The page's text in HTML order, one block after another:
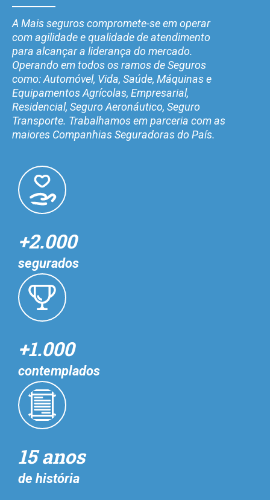
A Mais seguros compromete-se em operar
com agilidade e qualidade de atendimento
para alcançar a liderança do mercado.
Operando em todos os ramos de Seguros
como: Automóvel, Vida, Saúde, Máquinas e
Equipamentos Agrícolas, Empresarial,
Residencial, Seguro Aeronáutico, Seguro
Transporte. Trabalhamos em parceria com as
maiores Companhias Seguradoras do País.
+2.000
segurados
+1.000
contemplados
15 anos
de história